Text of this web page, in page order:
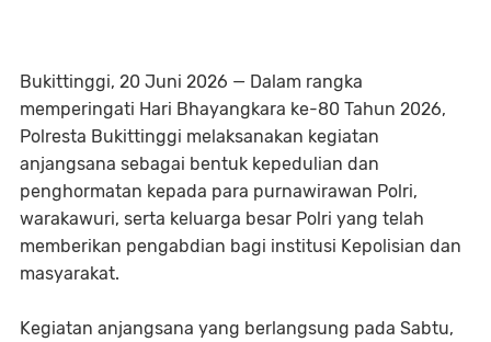
Bukittinggi, 20 Juni 2026 — Dalam rangka
memperingati Hari Bhayangkara ke-80 Tahun 2026,
Polresta Bukittinggi melaksanakan kegiatan
anjangsana sebagai bentuk kepedulian dan
penghormatan kepada para purnawirawan Polri,
warakawuri, serta keluarga besar Polri yang telah
memberikan pengabdian bagi institusi Kepolisian dan
masyarakat.
Kegiatan anjangsana yang berlangsung pada Sabtu,